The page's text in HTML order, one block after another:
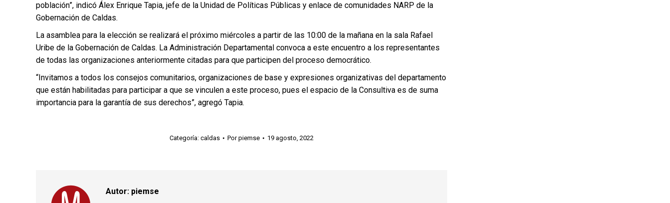
población”, indicó Álex Enrique Tapia, jefe de la Unidad de Políticas Públicas y enlace de comunidades NARP de la
Gobernación de Caldas.
La asamblea para la elección se realizará el próximo miércoles a partir de las 10:00 de la mañana en la sala Rafael
Uribe de la Gobernación de Caldas. La Administración Departamental convoca a este encuentro a los representantes
de todas las organizaciones anteriormente citadas para que participen del proceso democrático.
“Invitamos a todos los consejos comunitarios, organizaciones de base y expresiones organizativas del departamento
que están habilitadas para participar a que se vinculen a este proceso, pues el espacio de la Consultiva es de suma
importancia para la garantía de sus derechos”, agregó Tapia.
Categoría: caldas Porpiemse 19 agosto, 2022
Autor: piemse